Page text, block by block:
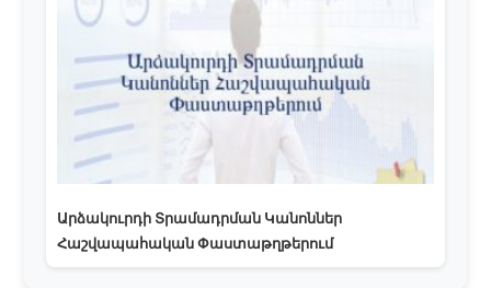
Արձակուրդի Տրամադրման Կանոններ
Հաշվապահական Փաստաթղթերում